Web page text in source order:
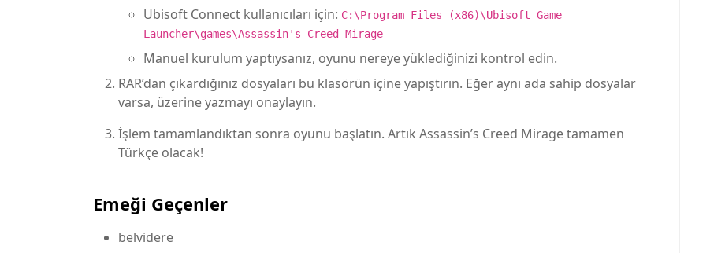
Ubisoft Connect kullanıcıları için: C:\Program Files (x86)\Ubisoft Game
Launcher\games\Assassin's Creed Mirage
Manuel kurulum yaptıysanız, oyunu nereye yüklediğinizi kontrol edin.
RAR’dan çıkardığınız dosyaları bu klasörün içine yapıştırın. Eğer aynı ada sahip dosyalar
varsa, üzerine yazmayı onaylayın.
İşlem tamamlandıktan sonra oyunu başlatın. Artık Assassin’s Creed Mirage tamamen
Türkçe olacak!
Emeği Geçenler
belvidere